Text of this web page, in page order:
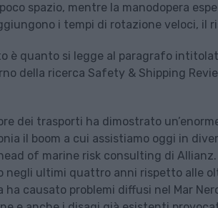
spazio, mentre la manodopera
i tempi di rotazione veloci, il
è quanto si legge al paragrafo
della ricerca Safety & Shipping
dei trasporti ha dimostrato
il boom a cui assistiamo oggi in
of marine risk consulting di
negli ultimi quattro anni rispetto alle
ha causato problemi diffusi nel Mar